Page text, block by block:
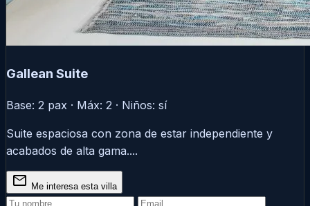
Gallean Suite
Base: 2 pax · Máx: 2 · Niños: sí
Suite espaciosa con zona de estar independiente y
acabados de alta gama....
mail Me interesa esta villa